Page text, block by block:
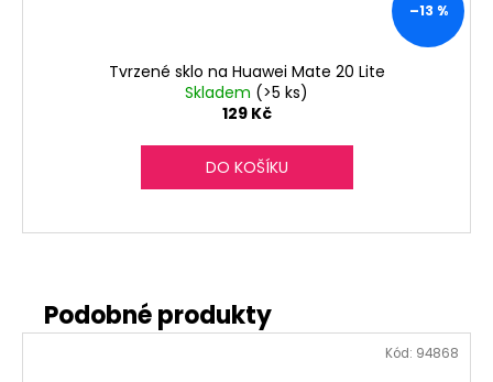
–13 %
Tvrzené sklo na Huawei Mate 20 Lite
Skladem (>5 ks)
129 Kč
DO KOŠÍKU
Kód: 94868